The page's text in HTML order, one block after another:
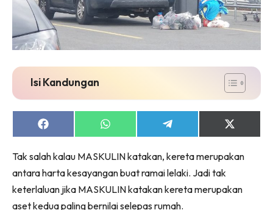
Isi Kandungan
Share
on
Share
on
Share
on
Share
on
(Twitter)
Tak salah kalau MASKULIN katakan, kereta merupakan
antara harta kesayangan buat ramai lelaki. Jadi tak
keterlaluan jika MASKULIN katakan kereta merupakan
aset kedua paling bernilai selepas rumah.